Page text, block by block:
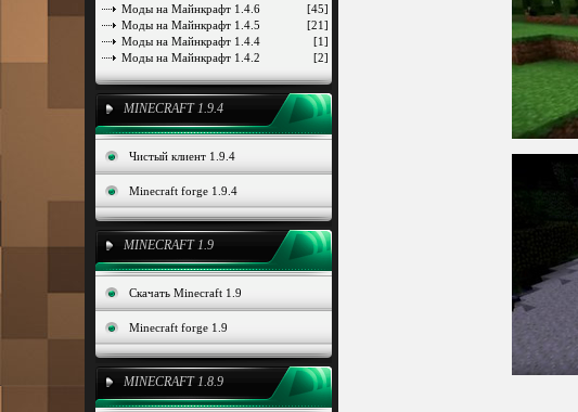
[45]
Моды на Майнкрафт 1.4.6
[21]
Моды на Майнкрафт 1.4.5
[1]
Моды на Майнкрафт 1.4.4
[2]
Моды на Майнкрафт 1.4.2
MINECRAFT 1.9.4
Чистый клиент 1.9.4
Minecraft forge 1.9.4
MINECRAFT 1.9
Скачать Minecraft 1.9
Minecraft forge 1.9
MINECRAFT 1.8.9